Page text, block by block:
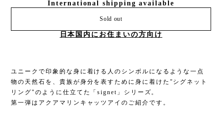
International shipping available
Sold out
日本国内にお住まいの方向け
ユニークで印象的な身に着ける人のシンボルになるような一点
物の天然石を、貴族が身分を表すために身に着けた"シグネット
リング"のように仕立てた「signet」シリーズ。
第一弾はアクアマリンキャッツアイのご紹介です。